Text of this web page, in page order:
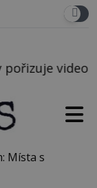
před
Místa s